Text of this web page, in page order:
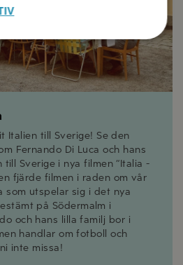
Italien till Sverige! Se den
Fernando Di Luca och hans
till Sverige i nya filmen “Italia -
fjärde filmen i raden om vår
som utspelar sig i det nya
på Södermalm i
och hans lilla familj bor i
handlar om fotboll och
inte missa!